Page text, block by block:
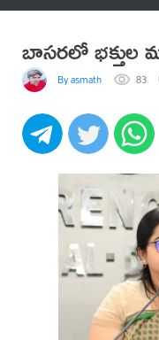
బాసరలో భక్తుల
By asmath 83